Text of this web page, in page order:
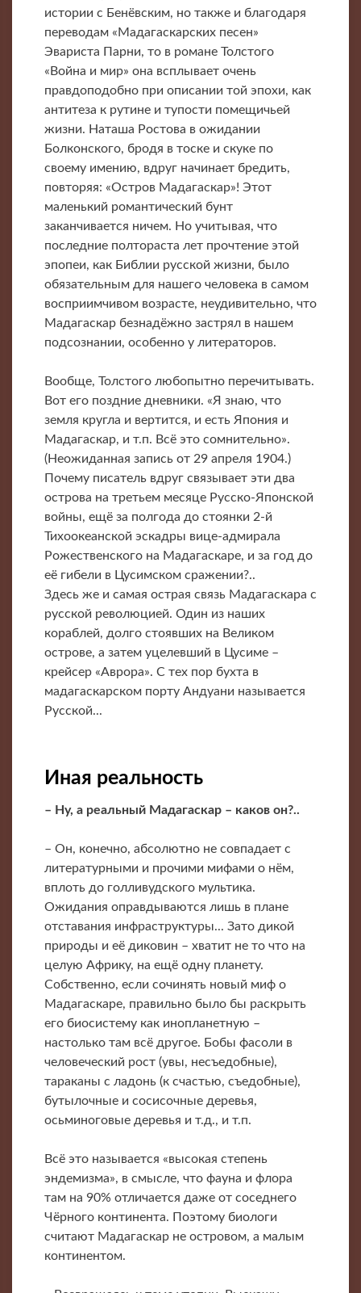
истории с Бенёвским, но также и благодаря
переводам «Мадагаскарских песен»
Эвариста Парни, то в романе Толстого
«Война и мир» она всплывает очень
правдоподобно при описании той эпохи, как
антитеза к рутине и тупости помещичьей
жизни. Наташа Ростова в ожидании
Болконского, бродя в тоске и скуке по
своему имению, вдруг начинает бредить,
повторяя: «Остров Мадагаскар»! Этот
маленький романтический бунт
заканчивается ничем. Но учитывая, что
последние полтораста лет прочтение этой
эпопеи, как Библии русской жизни, было
обязательным для нашего человека в самом
восприимчивом возрасте, неудивительно, что
Мадагаскар безнадёжно застрял в нашем
подсознании, особенно у литераторов.
Вообще, Толстого любопытно перечитывать.
Вот его поздние дневники. «Я знаю, что
земля кругла и вертится, и есть Япония и
Мадагаскар, и т.п. Всё это сомнительно».
(Неожиданная запись от 29 апреля 1904.)
Почему писатель вдруг связывает эти два
острова на третьем месяце Русско-Японской
войны, ещё за полгода до стоянки 2-й
Тихоокеанской эскадры вице-адмирала
Рожественского на Мадагаскаре, и за год до
её гибели в Цусимском сражении?..
Здесь же и самая острая связь Мадагаскара с
русской революцией. Один из наших
кораблей, долго стоявших на Великом
острове, а затем уцелевший в Цусиме –
крейсер «Аврора». С тех пор бухта в
мадагаскарском порту Андуани называется
Русской...
Иная реальность
– Ну, а реальный Мадагаскар – каков он?..
– Он, конечно, абсолютно не совпадает с
литературными и прочими мифами о нём,
вплоть до голливудского мультика.
Ожидания оправдываются лишь в плане
отставания инфраструктуры... Зато дикой
природы и её диковин – хватит не то что на
целую Африку, на ещё одну планету.
Собственно, если сочинять новый миф о
Мадагаскаре, правильно было бы раскрыть
его биосистему как инопланетную –
настолько там всё другое. Бобы фасоли в
человеческий рост (увы, несъедобные),
тараканы с ладонь (к счастью, съедобные),
бутылочные и сосисочные деревья,
осьминоговые деревья и т.д., и т.п.
Всё это называется «высокая степень
эндемизма», в смысле, что фауна и флора
там на 90% отличается даже от соседнего
Чёрного континента. Поэтому биологи
считают Мадагаскар не островом, а малым
континентом.